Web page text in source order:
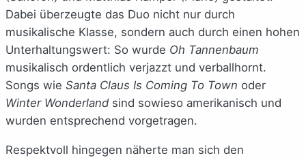
Dabei überzeugte das Duo nicht nur durch
musikalische Klasse, sondern auch durch einen hohen
Unterhaltungswert: So wurde Oh Tannenbaum
musikalisch ordentlich verjazzt und verballhornt.
Songs wie Santa Claus Is Coming To Town oder
Winter Wonderland sind sowieso amerikanisch und
wurden entsprechend vorgetragen.
Respektvoll hingegen näherte man sich den